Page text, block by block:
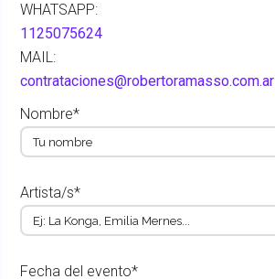
WHATSAPP:
1125075624
MAIL:
contrataciones@robertoramasso.com.ar
Nombre*
Artista/s*
Fecha del evento*